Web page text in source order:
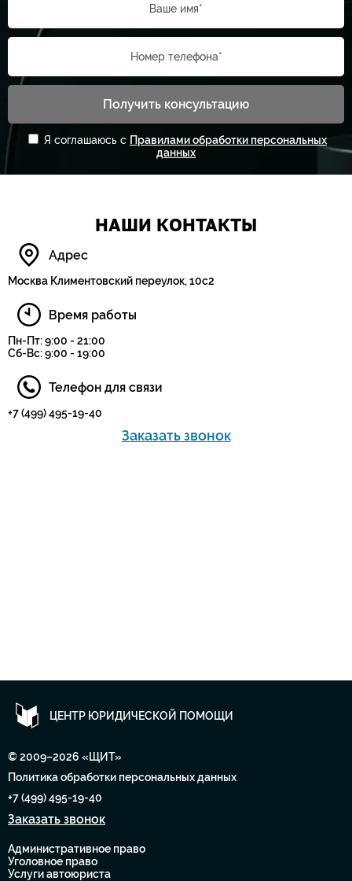
Ваше имя*
Номер телефона*
Получить консультацию
Я соглашаюсь с Правилами обработки персональных
данных
НАШИ КОНТАКТЫ
Адрес
Москва Климентовский переулок, 10с2
Время работы
Пн-Пт: 9:00 - 21:00
Сб-Вс: 9:00 - 19:00
Телефон для связи
+7 (499) 495-19-40
Заказать звонок
ЦЕНТР ЮРИДИЧЕСКОЙ ПОМОЩИ
© 2009–2026 «ЩИТ»
Политика обработки персональных данных
+7 (499) 495-19-40
Заказать звонок
Административное право
Уголовное право
Услуги автоюриста